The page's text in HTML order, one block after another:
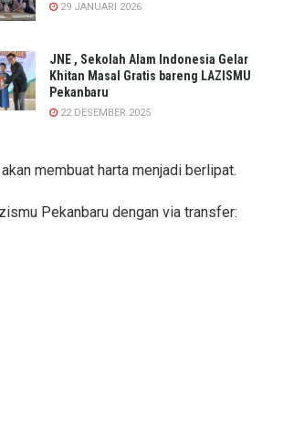
29 JANUARI 2026
JNE , Sekolah Alam Indonesia Gelar
Khitan Masal Gratis bareng LAZISMU
Pekanbaru
22 DESEMBER 2025
membuat harta menjadi berlipat.
Pekanbaru dengan via transfer: